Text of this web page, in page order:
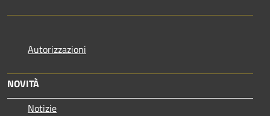
Autorizzazioni
NOVITÀ
Notizie